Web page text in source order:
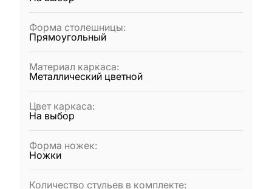
Форма столешницы:
Прямоугольный
Материал каркаса:
Металлический цветной
Цвет каркаса:
На выбор
Форма ножек:
Ножки
Количество стульев в комплекте: